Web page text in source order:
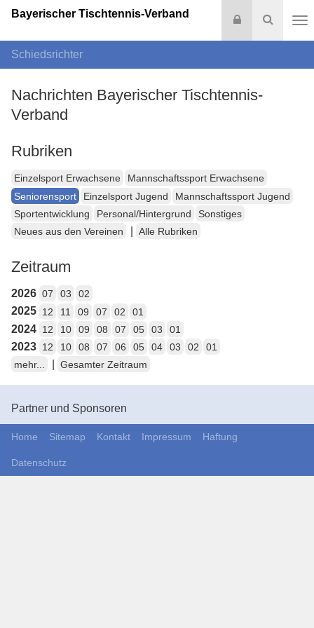
Suche
Login
Bayerischer Tischtennis-Verband
Schiedsrichter
Nachrichten Bayerischer Tischtennis-
Verband
Rubriken
Einzelsport Erwachsene
Mannschaftssport Erwachsene
Seniorensport
Einzelsport Jugend
Mannschaftssport Jugend
Sportentwicklung
Personal/Hintergrund
Sonstiges
Neues aus den Vereinen
Alle Rubriken
Zeitraum
2026 07 03 02
2025 12 11 09 07 02 01
2024 12 10 09 08 07 05 03 01
2023 12 10 08 07 06 05 04 03 02
01
mehr...
Gesamter Zeitraum
Partner und Sponsoren
Home Sitemap Kontakt Impressum Haftung
Datenschutz